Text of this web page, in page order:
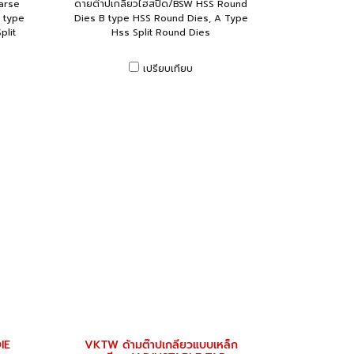
type
ดายต๊าปเกลียวไฮสปีด/BSW HSS Round
Dies B type HSS Round Dies, A Type
Hss Split Round Dies
เปรียบเทียบ
VKTW ด้ามต๊าปเกลียวแบบเหล็ก